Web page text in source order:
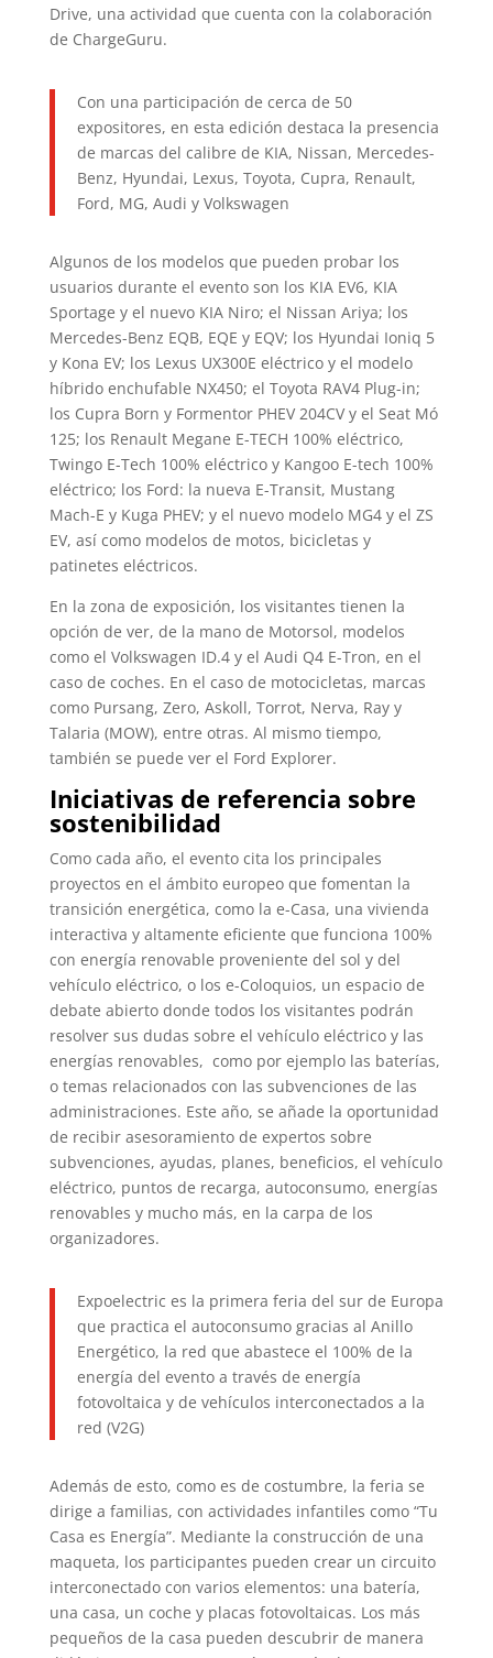
Drive, una actividad que cuenta con la colaboración
de ChargeGuru.
Con una participación de cerca de 50
expositores, en esta edición destaca la presencia
de marcas del calibre de KIA, Nissan, Mercedes-
Benz, Hyundai, Lexus, Toyota, Cupra, Renault,
Ford, MG, Audi y Volkswagen
Algunos de los modelos que pueden probar los
usuarios durante el evento son los KIA EV6, KIA
Sportage y el nuevo KIA Niro; el Nissan Ariya; los
Mercedes-Benz EQB, EQE y EQV; los Hyundai Ioniq 5
y Kona EV; los Lexus UX300E eléctrico y el modelo
híbrido enchufable NX450; el Toyota RAV4 Plug-in;
los Cupra Born y Formentor PHEV 204CV y el Seat Mó
125; los Renault Megane E-TECH 100% eléctrico,
Twingo E-Tech 100% eléctrico y Kangoo E-tech 100%
eléctrico; los Ford: la nueva E-Transit, Mustang
Mach-E y Kuga PHEV; y el nuevo modelo MG4 y el ZS
EV, así como modelos de motos, bicicletas y
patinetes eléctricos.
En la zona de exposición, los visitantes tienen la
opción de ver, de la mano de Motorsol, modelos
como el Volkswagen ID.4 y el Audi Q4 E-Tron, en el
caso de coches. En el caso de motocicletas, marcas
como Pursang, Zero, Askoll, Torrot, Nerva, Ray y
Talaria (MOW), entre otras. Al mismo tiempo,
también se puede ver el Ford Explorer.
Iniciativas de referencia sobre
sostenibilidad
Como cada año, el evento cita los principales
proyectos en el ámbito europeo que fomentan la
transición energética, como la e-Casa, una vivienda
interactiva y altamente eficiente que funciona 100%
con energía renovable proveniente del sol y del
vehículo eléctrico, o los e-Coloquios, un espacio de
debate abierto donde todos los visitantes podrán
resolver sus dudas sobre el vehículo eléctrico y las
energías renovables, como por ejemplo las baterías,
o temas relacionados con las subvenciones de las
administraciones. Este año, se añade la oportunidad
de recibir asesoramiento de expertos sobre
subvenciones, ayudas, planes, beneficios, el vehículo
eléctrico, puntos de recarga, autoconsumo, energías
renovables y mucho más, en la carpa de los
organizadores.
Expoelectric es la primera feria del sur de Europa
que practica el autoconsumo gracias al Anillo
Energético, la red que abastece el 100% de la
energía del evento a través de energía
fotovoltaica y de vehículos interconectados a la
red (V2G)
Además de esto, como es de costumbre, la feria se
dirige a familias, con actividades infantiles como “Tu
Casa es Energía”. Mediante la construcción de una
maqueta, los participantes pueden crear un circuito
interconectado con varios elementos: una batería,
una casa, un coche y placas fotovoltaicas. Los más
pequeños de la casa pueden descubrir de manera